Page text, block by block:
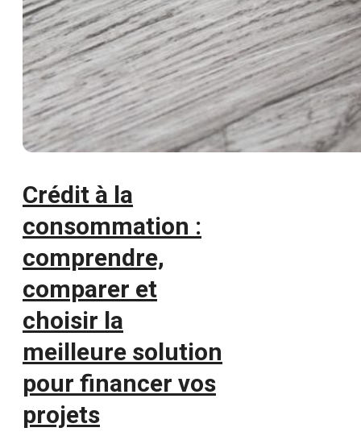
Crédit à la
consommation :
comprendre,
comparer et
choisir la
meilleure solution
pour financer vos
projets